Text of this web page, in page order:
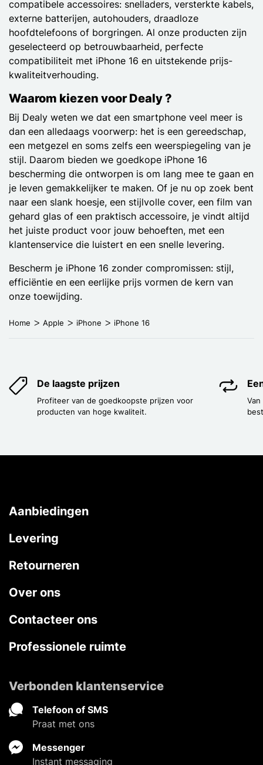
compatibele accessoires: snelladers, versterkte kabels,
externe batterijen, autohouders, draadloze
hoofdtelefoons of borgringen. Al onze producten zijn
geselecteerd op betrouwbaarheid, perfecte
compatibiliteit met iPhone 16 en uitstekende prijs-
kwaliteitverhouding.
Waarom kiezen voor Dealy ?
Bij Dealy weten we dat een smartphone veel meer is
dan een alledaags voorwerp: het is een gereedschap,
een metgezel en soms zelfs een weerspiegeling van je
stijl. Daarom bieden we goedkope iPhone 16
bescherming die ontworpen is om lang mee te gaan en
je leven gemakkelijker te maken. Of je nu op zoek bent
naar een slank hoesje, een stijlvolle cover, een film van
gehard glas of een praktisch accessoire, je vindt altijd
het juiste product voor jouw behoeften, met een
klantenservice die luistert en een snelle levering.
Bescherm je iPhone 16 zonder compromissen: stijl,
efficiëntie en een eerlijke prijs vormen de kern van
onze toewijding.
Home Apple iPhone iPhone 16
De laagste prijzen
Profiteer van de goedkoopste prijzen voor
producten van hoge kwaliteit.
Aanbiedingen
Levering
Retourneren
Over ons
Contacteer ons
Professionele ruimte
Verbonden klantenservice
Telefoon of SMS
Praat met ons
Messenger
Instant messaging